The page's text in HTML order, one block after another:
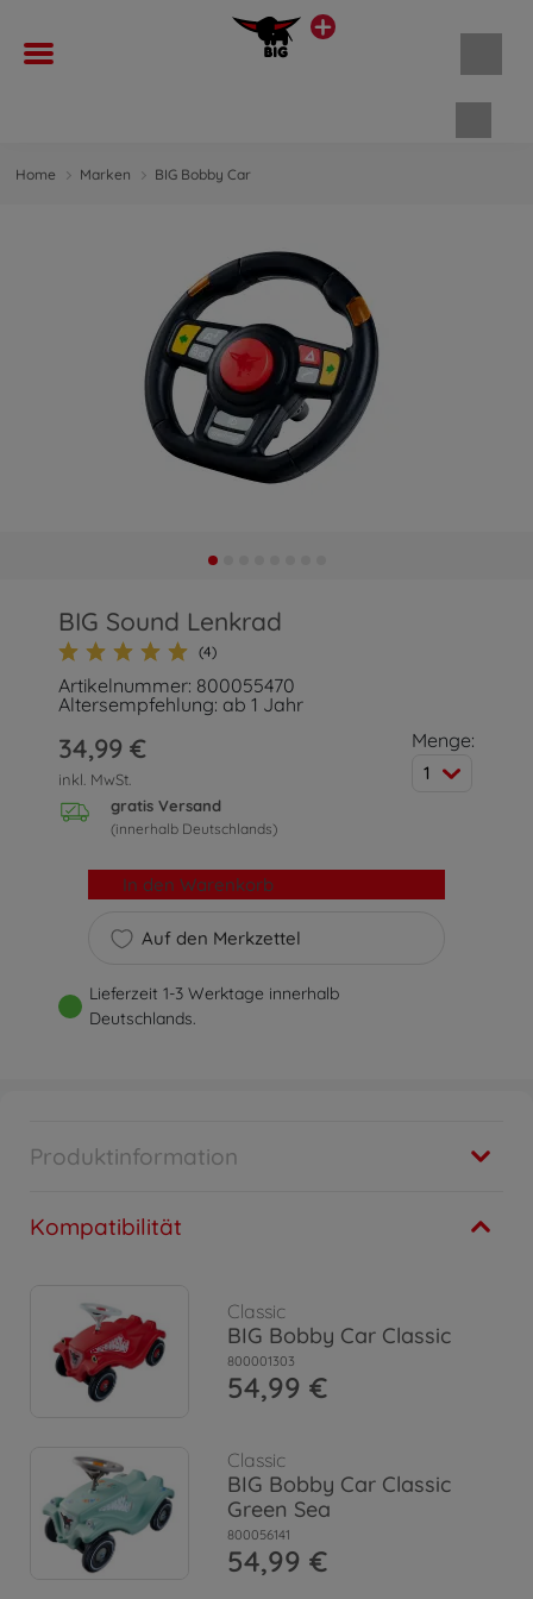
Home Marken BIG Bobby Car
BIG Sound Lenkrad
(4)
Artikelnummer: 800055470
Altersempfehlung: ab 1 Jahr
34,99 €
inkl. MwSt.
gratis Versand
(innerhalb Deutschlands)
Menge:
1
Auf den Merkzettel
In den Warenkorb
Lieferzeit 1-3 Werktage innerhalb
Deutschlands.
Produktinformation
Kompatibilität
Classic
BIG Bobby Car Classic
800001303
54,99 €
Classic
BIG Bobby Car Classic
Green Sea
800056141
54,99 €